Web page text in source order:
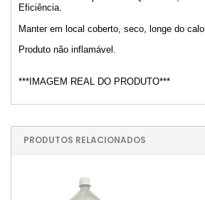
Eficiência.
Manter em local coberto, seco, longe do
Produto não inflamável.
***IMAGEM REAL DO PRODUTO***
PRODUTOS RELACIONADOS